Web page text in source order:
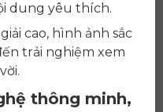
dung yêu thích.
cao, hình ảnh sắc
trải nghiệm xem
thông minh,